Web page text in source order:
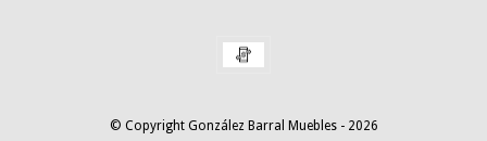
© Copyright González Barral Muebles - 2026